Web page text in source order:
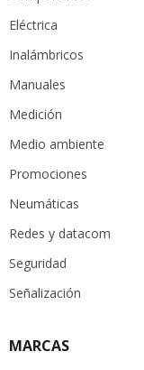
Eléctrica
Inalámbricos
Manuales
Medición
Medio ambiente
Promociones
Neumáticas
Redes y datacom
Seguridad
Señalización
MARCAS